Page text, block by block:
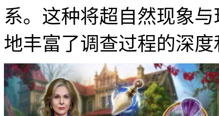
系。这种将超自然现象
地丰富了调查过程的深